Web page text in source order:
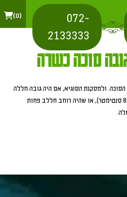
072-
2133333
0
סוכה כשרה
הסוכה. ולמסקנת הסוגיא, אם היה גובה חללה
של הסוכה פות מעשרה טפחים (כ-80 סנטימטר), או שהיה רוחב חללב פחות